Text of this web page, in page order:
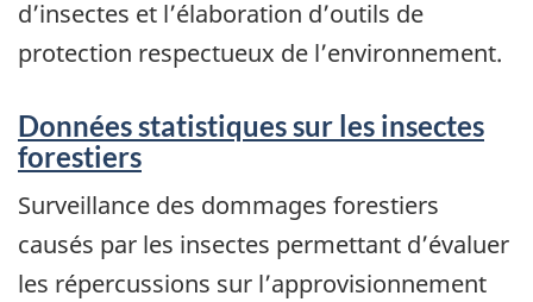
d’insectes et l’élaboration d’outils de
protection respectueux de l’environnement.
Données statistiques sur les insectes
forestiers
Surveillance des dommages forestiers
causés par les insectes permettant d’évaluer
les répercussions sur l’approvisionnement